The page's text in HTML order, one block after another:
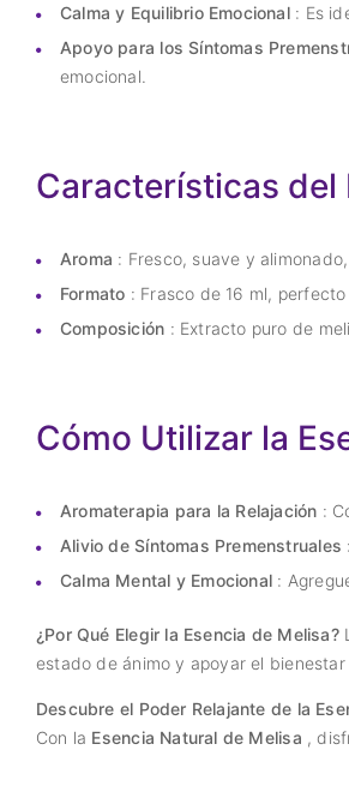
Calma y Equilibrio Emocional: Es
Apoyo para los Síntomas
emocional.
Características del
Aroma : Fresco, suave y
Formato : Frasco de 16 ml,
Composición : Extracto puro de
Cómo Utilizar la
Aromaterapia para la Relajación :
Alivio de Síntomas Premenstruales
Calma Mental y Emocional :
¿Por Qué Elegir la Esencia de Melisa?
estado de ánimo y apoyar el bienestar
Descubre el Poder Relajante de la
Con la Esencia Natural de Melisa ,